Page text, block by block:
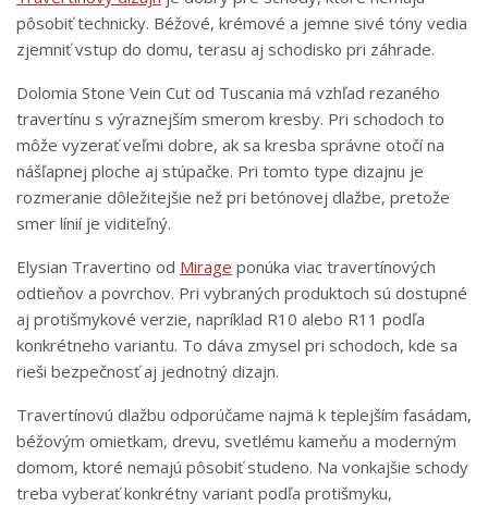
pôsobiť technicky. Béžové, krémové a jemne sivé tóny vedia
zjemniť vstup do domu, terasu aj schodisko pri záhrade.
Dolomia Stone Vein Cut od Tuscania má vzhľad rezaného
travertínu s výraznejším smerom kresby. Pri schodoch to
môže vyzerať veľmi dobre, ak sa kresba správne otočí na
nášľapnej ploche aj stúpačke. Pri tomto type dizajnu je
rozmeranie dôležitejšie než pri betónovej dlažbe, pretože
smer línií je viditeľný.
Elysian Travertino od Mirage ponúka viac travertínových
odtieňov a povrchov. Pri vybraných produktoch sú dostupné
aj protišmykové verzie, napríklad R10 alebo R11 podľa
konkrétneho variantu. To dáva zmysel pri schodoch, kde sa
rieši bezpečnosť aj jednotný dizajn.
Travertínovú dlažbu odporúčame najmä k teplejším fasádam,
béžovým omietkam, drevu, svetlému kameňu a moderným
domom, ktoré nemajú pôsobiť studeno. Na vonkajšie schody
treba vyberať konkrétny variant podľa protišmyku,